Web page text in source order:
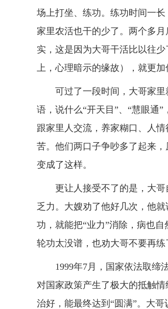
场上打坐、练功。练功时间一
家里农活也干的少了。两个多
实，这是因为大哥干活比以往
上，心理暗示的缘故），就更加
可过了一段时间，大哥家里
语，说什么“开天目”、“慧眼通
跟家里人交流，养家糊口、人
苦。他们两口子争吵多了起来
变成了这样。
更让人接受不了的是，大哥
乏力。大嫂劝了他好几次，他
功，就能把“业力”消除，病也
轮功太没谱，也劝大哥不要再练
1999年7月，国家依法取缔法
对国家政策产生了极大的抵触
治好，能最终达到“圆满”。大